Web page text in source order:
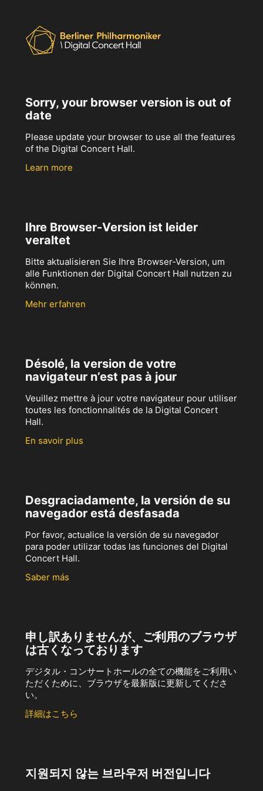
Sorry, your browser version is out of
date
Please update your browser to use all the features
of the Digital Concert Hall.
Learn more
Ihre Browser-Version ist leider
veraltet
Bitte aktualisieren Sie Ihre Browser-Version, um
alle Funktionen der Digital Concert Hall nutzen zu
können.
Mehr erfahren
Désolé, la version de votre
navigateur n’est pas à jour
Veuillez mettre à jour votre navigateur pour utiliser
toutes les fonctionnalités de la Digital Concert
Hall.
En savoir plus
Desgraciadamente, la versión de su
navegador está desfasada
Por favor, actualice la versión de su navegador
para poder utilizar todas las funciones del Digital
Concert Hall.
Saber más
申し訳ありませんが、ご利用のブラウザ
は古くなっております
デジタル・コンサートホールの全ての機能をご利用い
ただくために、ブラウザを最新版に更新してくださ
い。
詳細はこちら
지원되지 않는 브라우저 버전입니다